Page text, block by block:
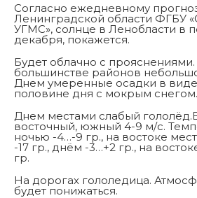
Согласно ежедневному
Ленинградской области ФГБУ
УГМС», солнце в Ленобласти в
декабря, покажется.
Будет облачно с
большинстве районов
Днем умеренные осадки в
половине дня с мокрым снегом.
Днем местами слабый
восточный, южный 4-9 м/с.
ночью -4…-9 гр., на востоке
-17 гр., днём -3…+2 гр., на
гр.
На дорогах гололедица.
будет понижаться.